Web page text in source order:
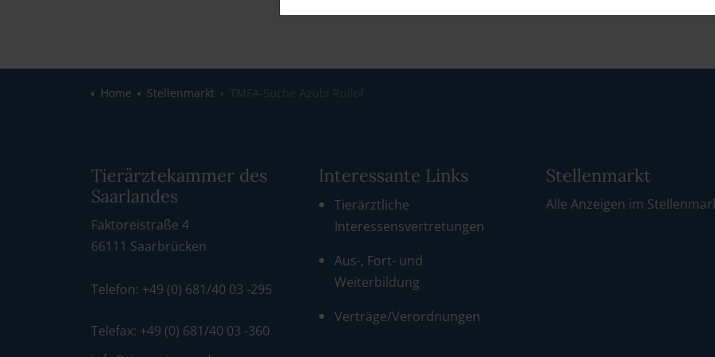
Home Stellenmarkt TMFA-Suche Azubi Rullof
Tierärztekammer des
Saarlandes
Faktoreistraße 4
66111 Saarbrücken
Telefon: +49 (0) 681/40 03 -295
Telefax: +49 (0) 681/40 03 -360
Interessante Links
Tierärztliche
Interessensvertretungen
Aus-, Fort- und
Weiterbildung
Verträge/Verordnungen
Stellenmarkt
Alle Anzeigen im